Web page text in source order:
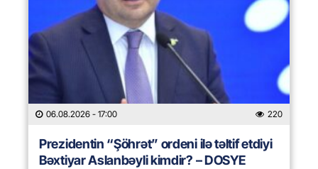
06.08.2026 - 17:00 220
Prezidentin “Şöhrət” ordeni ilə təltif etdiyi
Bəxtiyar Aslanbəyli kimdir? – DOSYE